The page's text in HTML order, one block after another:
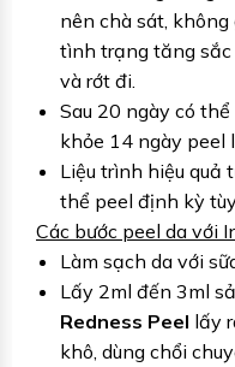
nên chà sát,
tình trạng tăng sắc
và rớt đi.
Sau 20 ngày có
khỏe 14 ngày peel
Liệu trình hiệu quả
thể peel định kỳ
Các bước peel da với
Làm sạch da với
Lấy 2ml đến 3ml
Redness Peel lấy
khô, dùng chổi